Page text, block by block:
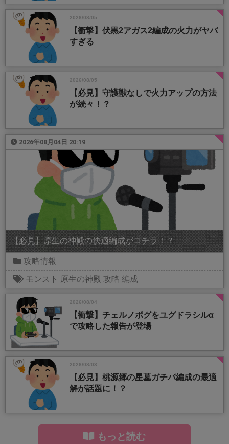
2026/08/05
【衝撃】伏黒2アガス2編成の火力がヤバ
すぎる
2026/08/05
【必見】守護獣なしで火力アップの方法
が続々！？
2026年08月04日 20:19
【必見】原生の神殿の快適編成がコチラ！？
攻略情報
モンスト 原生の神殿 攻略 編成
2026/08/04
【衝撃】チェルノボグをユグドラシルα
で攻略した報告が登場
2026/08/03
【必見】桃源郷の星墓ガチパ編成の最適
解が話題に！？
もっと読む